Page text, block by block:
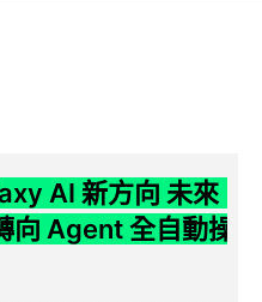
AI 新方向 未來
向 Agent 全自動操